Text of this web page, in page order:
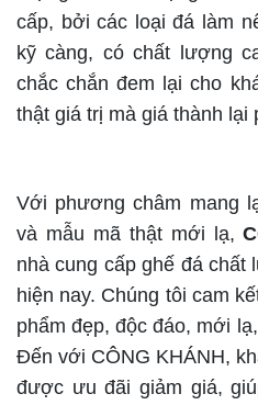
cấp, bởi các loại đá làm
kỹ càng, có chất lượng
chắc chắn đem lại cho
thật giá trị mà giá thành lại
Với phương châm mang
và mẫu mã thật mới lạ,
nhà cung cấp ghế đá
hiện nay. Chúng tôi cam
phẩm đẹp, độc đáo, mới
Đến với CÔNG KHÁNH,
được ưu đãi giảm giá,